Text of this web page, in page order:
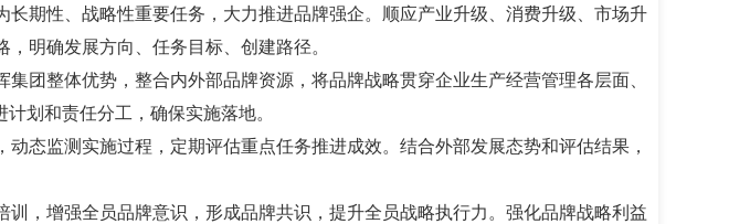
期性、战略性重要任务，大力推进品牌强企。顺应产业升级、消费升级、市场升
明确发展方向、任务目标、创建路径。
团整体优势，整合内外部品牌资源，将品牌战略贯穿企业生产经营管理各层面、
划和责任分工，确保实施落地。
态监测实施过程，定期评估重点任务推进成效。结合外部发展态势和评估结果，
，增强全员品牌意识，形成品牌共识，提升全员战略执行力。强化品牌战略利益